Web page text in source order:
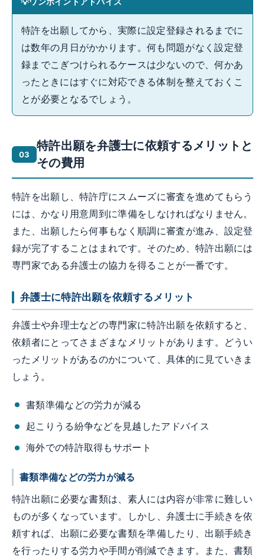
特許を出願してから、実際に設定登録されるまでに
は数年の月日がかかります。何も問題がなく設定登
録までこぎつけられるケースは少ないので、何かあ
ったときにはすぐに対応できる体制を整えておくこ
とが必要となるでしょう。
特許出願を弁護士に依頼するメリットと
その費用
特許を出願し、特許庁にスムーズに審査を進めてもらう
には、かなり用意周到に準備をしなければなりません。
また、出願したら何事もなく順調に審査が進み、設定登
録が完了することはまれです。そのため、特許出願には
専門家である弁護士の協力を得ることが一番です。
弁護士に特許出願を依頼するメリット
弁護士や弁理士などの専門家に特許出願を依頼すると、
依頼者にとってさまざまなメリットがあります。どうい
ったメリットがあるのかについて、具体的に見ていきま
しょう。
書類準備などの労力が減る
起こりうる紛争などを見越したアドバイス
海外での特許取得もサポート
書類準備などの労力が減る
特許出願に必要な書類は、素人には内容が非常に難しい
ものが多くなっています。しかし、弁護士に手続きを依
頼すれば、出願に必要な書類を準備したり、出願手続き
を行ったりする労力や手間が削減できます。また、書類